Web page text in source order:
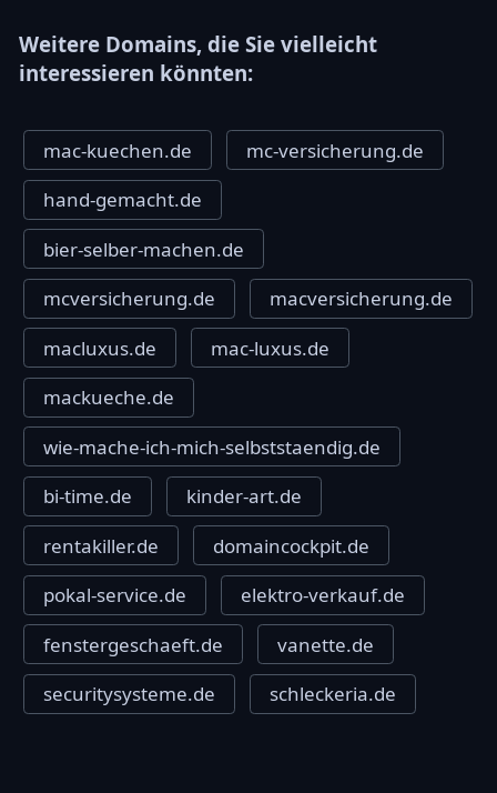
Weitere Domains, die Sie vielleicht
interessieren könnten:
mac-kuechen.de
mc-versicherung.de
hand-gemacht.de
bier-selber-machen.de
mcversicherung.de
macversicherung.de
macluxus.de
mac-luxus.de
mackueche.de
wie-mache-ich-mich-selbststaendig.de
bi-time.de
kinder-art.de
rentakiller.de
domaincockpit.de
pokal-service.de
elektro-verkauf.de
fenstergeschaeft.de
vanette.de
securitysysteme.de
schleckeria.de